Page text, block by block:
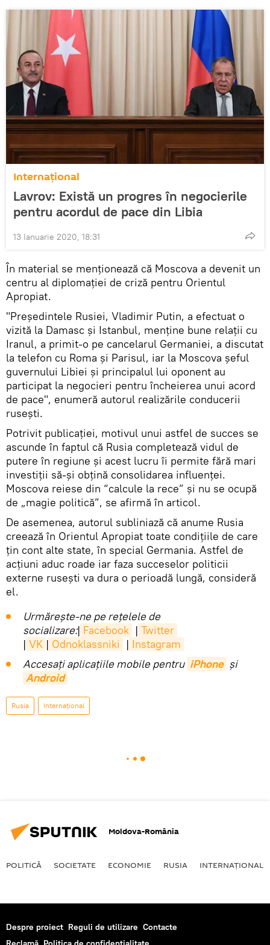
Internaţional
Lavrov: Există un progres în negocierile
pentru acordul de pace din Libia
13 Ianuarie 2020, 18:31
În material se menționează că Moscova a devenit un
centru al diplomației de criză pentru Orientul
Apropiat.
"Președintele Rusiei, Vladimir Putin, a efectuat o
vizită la Damasc și Istanbul, menține bune relații cu
Iranul, a primit-o pe cancelarul Germaniei, a discutat
la telefon cu Roma și Parisul, iar la Moscova șeful
guvernului Libiei și principalul lui oponent au
participat la negocieri pentru încheierea unui acord
de pace", enumeră autorul realizările conducerii
rusești.
Potrivit publicației, motivul unui astfel de succes se
ascunde în faptul că Rusia completează vidul de
putere în regiune și acest lucru îi permite fără mari
investiții să-și obțină consolidarea influenței.
Moscova reiese din “calcule la rece” și nu se ocupă
de „magie politică”, se afirmă în articol.
De asemenea, autorul subliniază că anume Rusia
creează în Orientul Apropiat toate condițiile de care
țin cont alte state, în special Germania. Astfel de
acțiuni aduc roade iar faza succeselor politicii
externe rusești va dura o perioadă lungă, consideră
el.
Urmărește-ne pe rețelele de
socializare:| Facebook | Twitter
| VK | Odnoklassniki | Instagram
Accesaţi aplicaţiile mobile pentru iPhone și
Android
Rusia Internaţional
Moldova-România
POLITICĂ SOCIETATE ECONOMIE RUSIA INTERNAŢIONAL
Despre proiect Reguli de utilizare Contacte